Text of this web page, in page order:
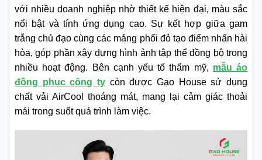
với nhiều doanh nghiệp nhờ thiết kế hiện đại, màu sắc
nổi bật và tính ứng dụng cao. Sự kết hợp giữa gam
trắng chủ đạo cùng các mảng phối đỏ tạo điểm nhấn hài
hòa, góp phần xây dựng hình ảnh tập thể đồng bộ trong
nhiều hoạt động. Bên cạnh yếu tố thẩm mỹ, mẫu áo
đồng phục công ty còn được Gạo House sử dụng
chất vải AirCool thoáng mát, mang lại cảm giác thoải
mái trong suốt quá trình làm việc.